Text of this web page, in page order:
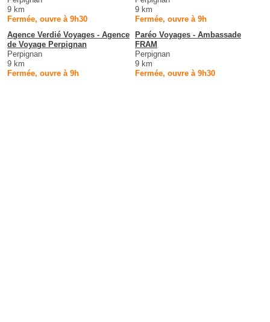
9 km
Fermée, ouvre à 9h30
9 km
Fermée, ouvre à 9h
Agence Verdié Voyages - Agence
de Voyage Perpignan
Perpignan
9 km
Fermée, ouvre à 9h
Paréo Voyages - Ambassade
FRAM
Perpignan
9 km
Fermée, ouvre à 9h30